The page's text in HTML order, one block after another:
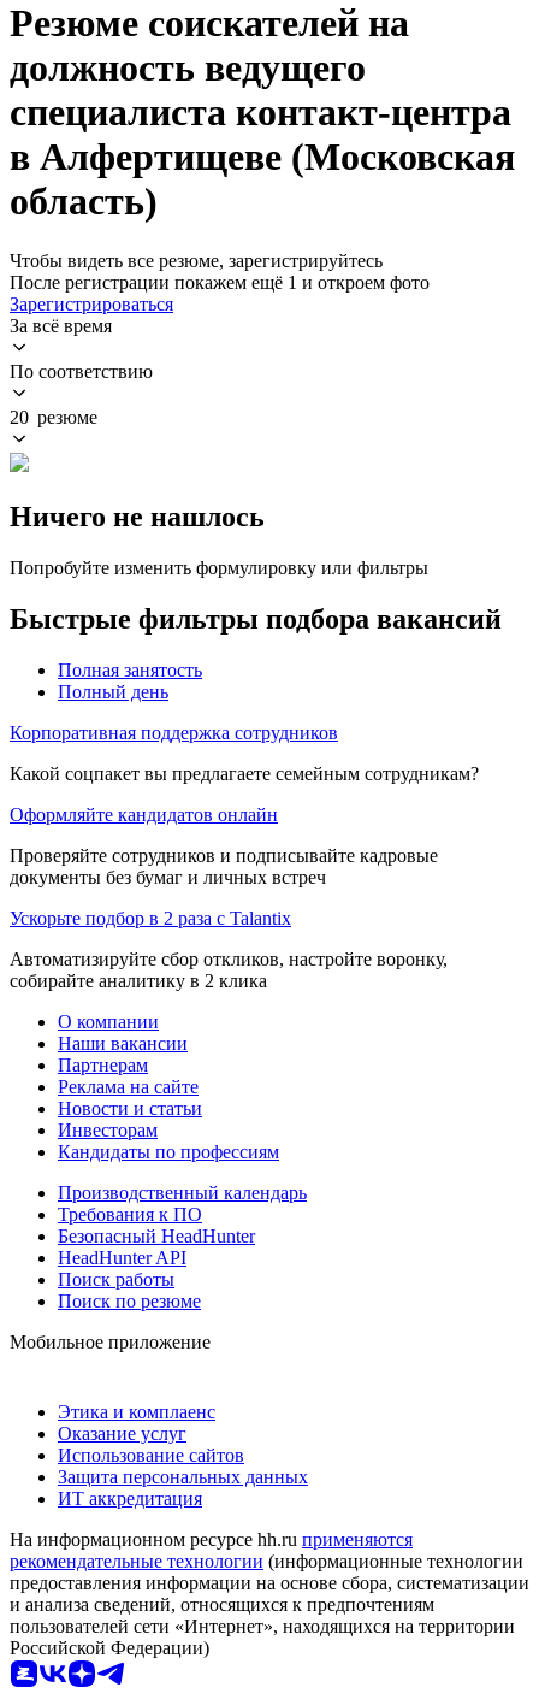
Резюме соискателей на
должность ведущего
специалиста контакт-центра
в Алфертищеве (Московская
область)
Чтобы видеть все резюме, зарегистрируйтесь
После регистрации покажем ещё 1 и откроем фото
Зарегистрироваться
За всё время
По соответствию
20 резюме
Ничего не нашлось
Попробуйте изменить формулировку или фильтры
Быстрые фильтры подбора вакансий
Полная занятость
Полный день
Корпоративная поддержка сотрудников
Какой соцпакет вы предлагаете семейным сотрудникам?
Оформляйте кандидатов онлайн
Проверяйте сотрудников и подписывайте кадровые
документы без бумаг и личных встреч
Ускорьте подбор в 2 раза с Talantix
Автоматизируйте сбор откликов, настройте воронку,
собирайте аналитику в 2 клика
О компании
Наши вакансии
Партнерам
Реклама на сайте
Новости и статьи
Инвесторам
Кандидаты по профессиям
Производственный календарь
Требования к ПО
Безопасный HeadHunter
HeadHunter API
Поиск работы
Поиск по резюме
Мобильное приложение
Этика и комплаенс
Оказание услуг
Использование сайтов
Защита персональных данных
ИТ аккредитация
На информационном ресурсе hh.ru применяются
рекомендательные технологии (информационные технологии
предоставления информации на основе сбора, систематизации
и анализа сведений, относящихся к предпочтениям
пользователей сети «Интернет», находящихся на территории
Российской Федерации)